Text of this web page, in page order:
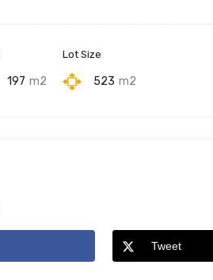
197 m2
Lot Size
523 m2
Tweet